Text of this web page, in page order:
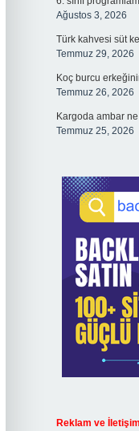
Ağustos 3, 2026
Türk kahvesi süt
Temmuz 29, 2026
Koç burcu
Temmuz 26, 2026
Kargoda ambar
Temmuz 25, 2026
Reklam ve